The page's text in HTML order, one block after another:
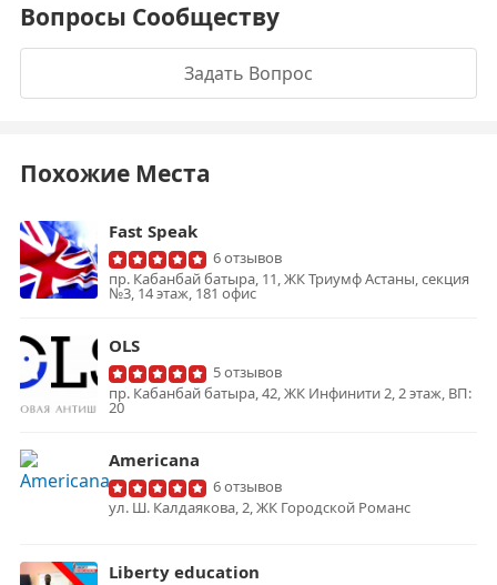
Вопросы Сообществу
Задать Вопрос
Похожие Места
Fast Speak
6 отзывов
пр. Кабанбай батыра, 11, ЖК Триумф Астаны, секция
№3, 14 этаж, 181 офис
OLS
5 отзывов
пр. Кабанбай батыра, 42, ЖК Инфинити 2, 2 этаж, ВП:
20
Americana
6 отзывов
ул. Ш. Калдаякова, 2, ЖК Городской Романс
Liberty education